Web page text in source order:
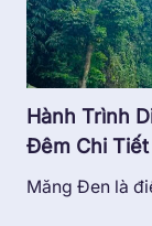
Hành Trình
Đêm Chi Tiết
Măng Đen là